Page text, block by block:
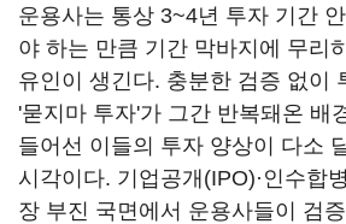
운용사는 통상 3~4년 투자 기간
야 하는 만큼 기간 막바지에 무리
유인이 생긴다. 충분한 검증 없이
'묻지마 투자'가 그간 반복돼온 배
들어선 이들의 투자 양상이 다소
시각이다. 기업공개(IPO)·인수합
장 부진 국면에서 운용사들이 검